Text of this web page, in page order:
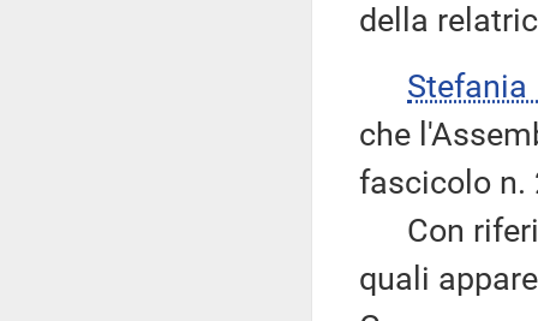
della
Stefania
che
fascicolo n.
Con
quali